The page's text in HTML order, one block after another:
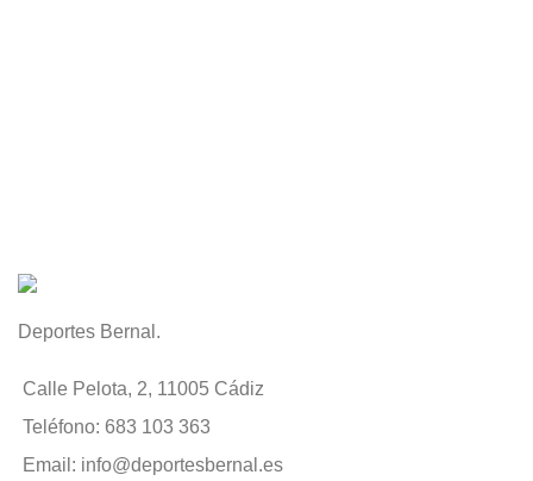
Deportes Bernal.
Calle Pelota, 2, 11005 Cádiz
Teléfono: 683 103 363
Email: info@deportesbernal.es